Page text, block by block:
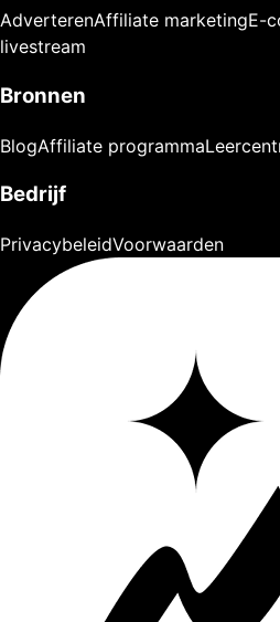
AdverterenAffiliate marketingE-
livestream
Bronnen
BlogAffiliate programma
Bedrijf
PrivacybeleidVoorwaarden